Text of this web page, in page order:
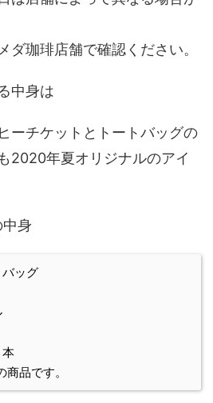
ダ珈琲店舗で確認ください。
中身は
ーチケットとトートバッグの
2020年夏オリジナルのアイ
身
ッグ
品です。